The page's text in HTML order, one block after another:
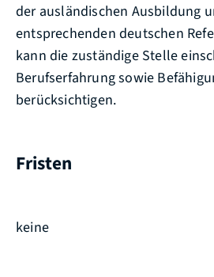
der ausländischen Ausbildung
entsprechenden deutschen
kann die zuständige Stelle
Berufserfahrung sowie
berücksichtigen.
Fristen
keine